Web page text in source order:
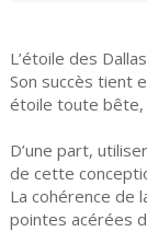
L’étoile des
Son succès tient
étoile toute bête,
D’une part,
de cette
La cohérence de
pointes acérées